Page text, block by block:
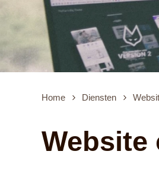
Home Diensten
Website